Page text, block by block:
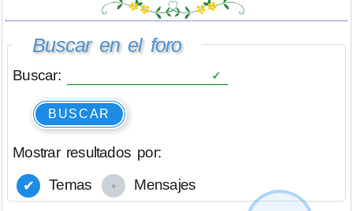
Buscar en el foro
Buscar:
BUSCAR
Mostrar resultados por:
Temas
Mensajes